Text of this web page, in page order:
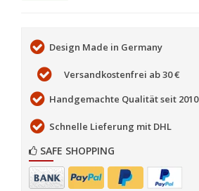
Design Made in Germany
Versandkostenfrei ab 30 €
Handgemachte Qualität seit 2010
Schnelle Lieferung mit DHL
SAFE SHOPPING